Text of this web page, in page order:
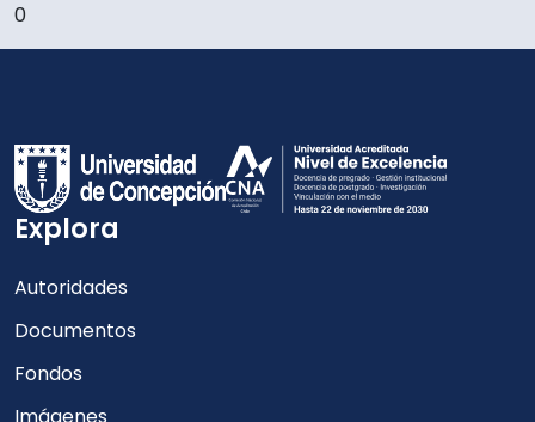
0
Explora
Autoridades
Documentos
Fondos